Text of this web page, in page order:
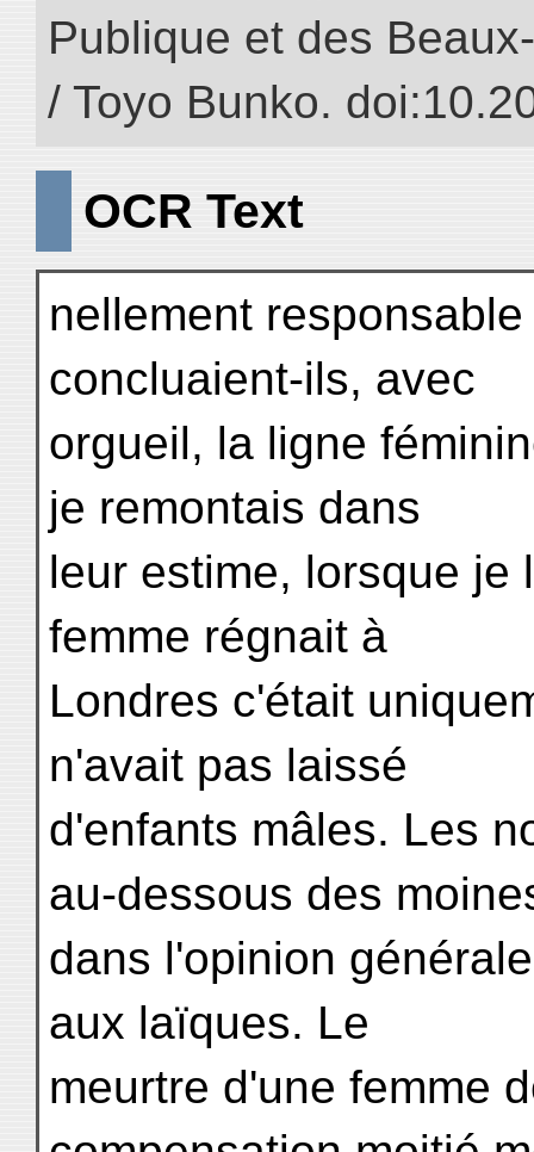
Publique et des
/ Toyo Bunko.
OCR Text
nellement
concluaient-ils, avec
orgueil, la ligne
je remontais dans
leur estime, lorsque je
femme régnait à
Londres c'était
n'avait pas laissé
d'enfants mâles. Les
au-dessous des
dans l'opinion
aux laïques. Le
meurtre d'une femme